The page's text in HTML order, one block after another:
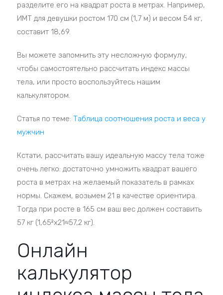
разделите его на квадрат роста в метрах. Например,
ИМТ для девушки ростом 170 см (1,7 м) и весом 54 кг,
составит 18,69.
Вы можете запомнить эту несложную формулу,
чтобы самостоятельно рассчитать индекс массы
тела, или просто воспользуйтесь нашим
калькулятором.
Статья по теме:Таблица соотношения роста и веса у
мужчин
Кстати, рассчитать вашу идеальную массу тела тоже
очень легко: достаточно умножить квадрат вашего
роста в метрах на желаемый показатель в рамках
нормы. Скажем, возьмем 21 в качестве ориентира.
Тогда при росте в 165 см ваш вес должен составить
57 кг (1,65²x21≈57,2 кг).
Онлайн
калькулятор